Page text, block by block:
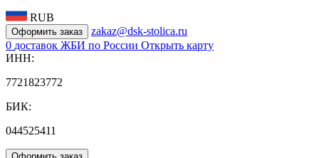
RUB
Оформить заказ
zakaz@dsk-stolica.ru
0 доставок ЖБИ по России Открыть карту
ИНН:
7721823772
БИК:
044525411